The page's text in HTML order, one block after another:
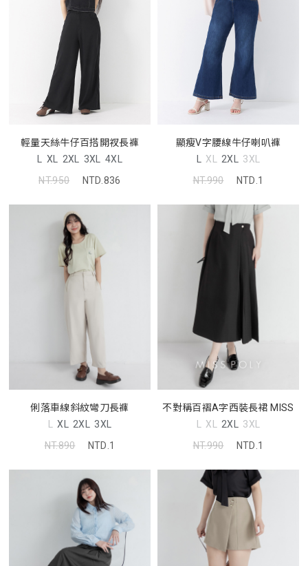
輕量天絲牛仔百搭開衩長褲
L XL 2XL 3XL 4XL
NT.950
NTD.836
顯瘦V字腰線牛仔喇叭褲
L XL 2XL 3XL
NT.990
NTD.1
俐落車線斜紋彎刀長褲
L XL 2XL 3XL
NT.890
NTD.1
不對稱百褶A字西裝長裙 MISS
L XL 2XL 3XL
NT.990
NTD.1